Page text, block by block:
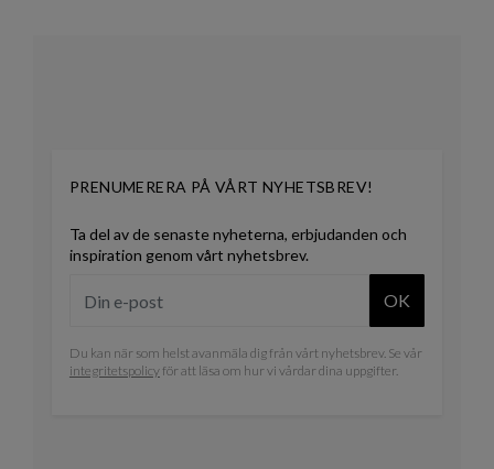
PRENUMERERA PÅ VÅRT NYHETSBREV!
Ta del av de senaste nyheterna, erbjudanden och
inspiration genom vårt nyhetsbrev.
OK
Du kan när som helst avanmäla dig från vårt nyhetsbrev. Se vår
integritetspolicyför att läsa om hur vi vårdar dina uppgifter.